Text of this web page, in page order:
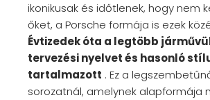
ikonikusak és időtlenek, hogy nem
őket, a Porsche formája is ezek
Évtizedek óta a legtöbb
tervezési nyelvet és hasonló
tartalmazott . Ez a
sorozatnál, amelynek alapformája